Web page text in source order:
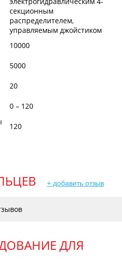
секционным
распределителем,
управляемым джойстиком
10000
5000
20
0 – 120
120
+ добавить отзыв
ДЛЯ